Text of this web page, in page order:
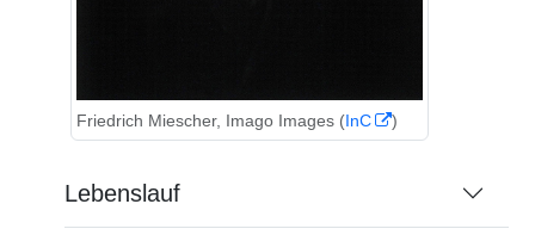
Friedrich Miescher, Imago Images (InC )
Lebenslauf